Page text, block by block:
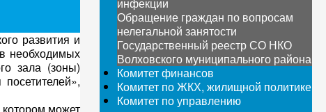
развития и
необходимых
зала (зоны)
Обращение граждан по вопросам
нелегальной занятости
Государственный реестр СО НКО
Волховского муниципального района
Комитет финансов
Комитет по ЖКХ, жилищной политике
Комитет по управлению